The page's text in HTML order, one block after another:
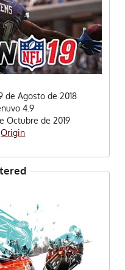
de Agosto de 2018
4.9
Octubre de 2019
Origin